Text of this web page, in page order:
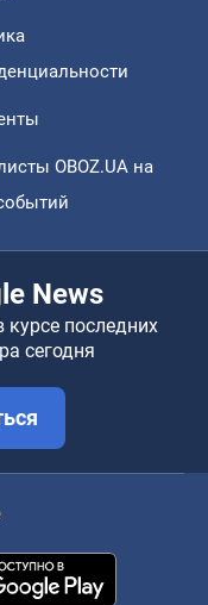
OBOZ.UA на
News
последних
сегодня